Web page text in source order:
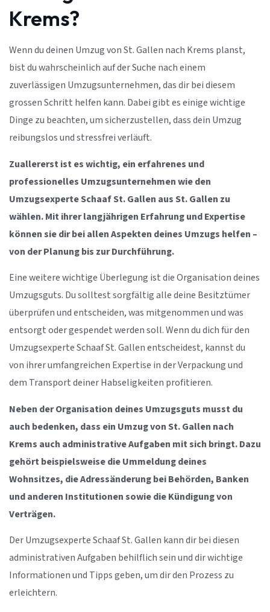
Krems?
Wenn du deinen Umzug von St. Gallen nach Krems planst,
bist du wahrscheinlich auf der Suche nach einem
zuverlässigen Umzugsunternehmen, das dir bei diesem
grossen Schritt helfen kann. Dabei gibt es einige wichtige
Dinge zu beachten, um sicherzustellen, dass dein Umzug
reibungslos und stressfrei verläuft.
Zuallererst ist es wichtig, ein erfahrenes und
professionelles Umzugsunternehmen wie den
Umzugsexperte Schaaf St. Gallen aus St. Gallen zu
wählen. Mit ihrer langjährigen Erfahrung und Expertise
können sie dir bei allen Aspekten deines Umzugs helfen –
von der Planung bis zur Durchführung.
Eine weitere wichtige Überlegung ist die Organisation deines
Umzugsguts. Du solltest sorgfältig alle deine Besitztümer
überprüfen und entscheiden, was mitgenommen und was
entsorgt oder gespendet werden soll. Wenn du dich für den
Umzugsexperte Schaaf St. Gallen entscheidest, kannst du
von ihrer umfangreichen Expertise in der Verpackung und
dem Transport deiner Habseligkeiten profitieren.
Neben der Organisation deines Umzugsguts musst du
auch bedenken, dass ein Umzug von St. Gallen nach
Krems auch administrative Aufgaben mit sich bringt. Dazu
gehört beispielsweise die Ummeldung deines
Wohnsitzes, die Adressänderung bei Behörden, Banken
und anderen Institutionen sowie die Kündigung von
Verträgen.
Der Umzugsexperte Schaaf St. Gallen kann dir bei diesen
administrativen Aufgaben behilflich sein und dir wichtige
Informationen und Tipps geben, um dir den Prozess zu
erleichtern.